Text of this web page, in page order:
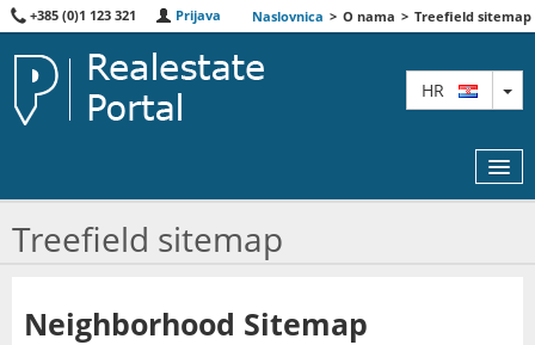
+385 (0)1 123 321 Prijava Naslovnica > O nama > Treefield sitemap
HR
AGENTI
Treefield sitemap
Neighborhood Sitemap